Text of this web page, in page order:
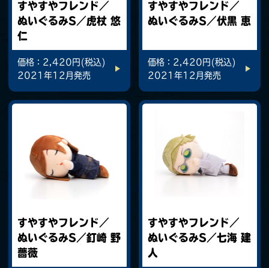
すやすやフレンド／
ぬいぐるみS／虎杖 悠
仁
価格：2,420円(税込)
2021年12月発売
すやすやフレンド／
ぬいぐるみS／伏黒 恵
価格：2,420円(税込)
2021年12月発売
すやすやフレンド／
ぬいぐるみS／釘崎 野
薔薇
すやすやフレンド／
ぬいぐるみS／七海 建
人